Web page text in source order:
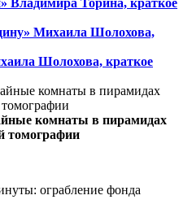
Владимира Торина, краткое
Михаила Шолохова,
Шолохова, краткое
комнаты в пирамидах
томографии